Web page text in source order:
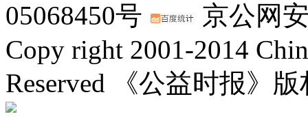
05068450号
京公网
Copy right 2001-2014
Reserved 《公益时报》